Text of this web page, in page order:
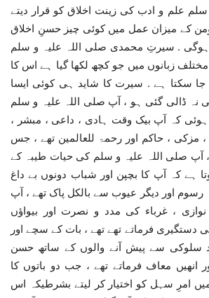
سلم علم و ادب کی زینت اخلاق کو قرار دیتے
کے میزان عمل میں کوئی چیز حسنِ اخلاق
ہوگی . سیرتِ محمدی صلی اللہ علیہ و سلم
زبانوں میں جو کچھ لکھا گیا ہے اس کا
سکتا ہے . سیرت کا شاید ہی کوئی ایسا
نہ ڈالی گئی ہو ، آپ صلی اللہ علیہ و سلم
کہ آپ بیک وقت ہادی ، داعی ، مبشر ،
، مزکی ، حاکم اور رحمۃ للعالمین تھے ، جس
آپ صلی اللہ علیہ و سلم کی حیات طیبہ کے
ہے کہ آپ کا بچپن اور شباب دونوں بے داغ
رسوم اور دیگر عیوب سے بالکل پاک تھے ، آپ
، غرباء کی مدد و نصرت اور بیواؤں
دستگیری فرماتے تھے تھے ، بات کے سچے اور
سلوکی سے پیش آنے والوں کے ساتھ حسن
انھیں معاف فرماتے تھے ، جب دو باتوں کا
میں امرِ سہل کو اختیار کر لیتے بشرطیکہ اس